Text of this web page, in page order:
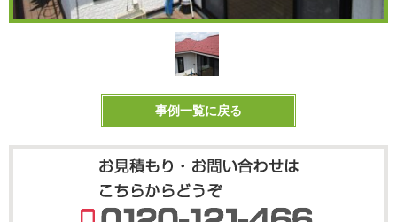
事例一覧に戻る